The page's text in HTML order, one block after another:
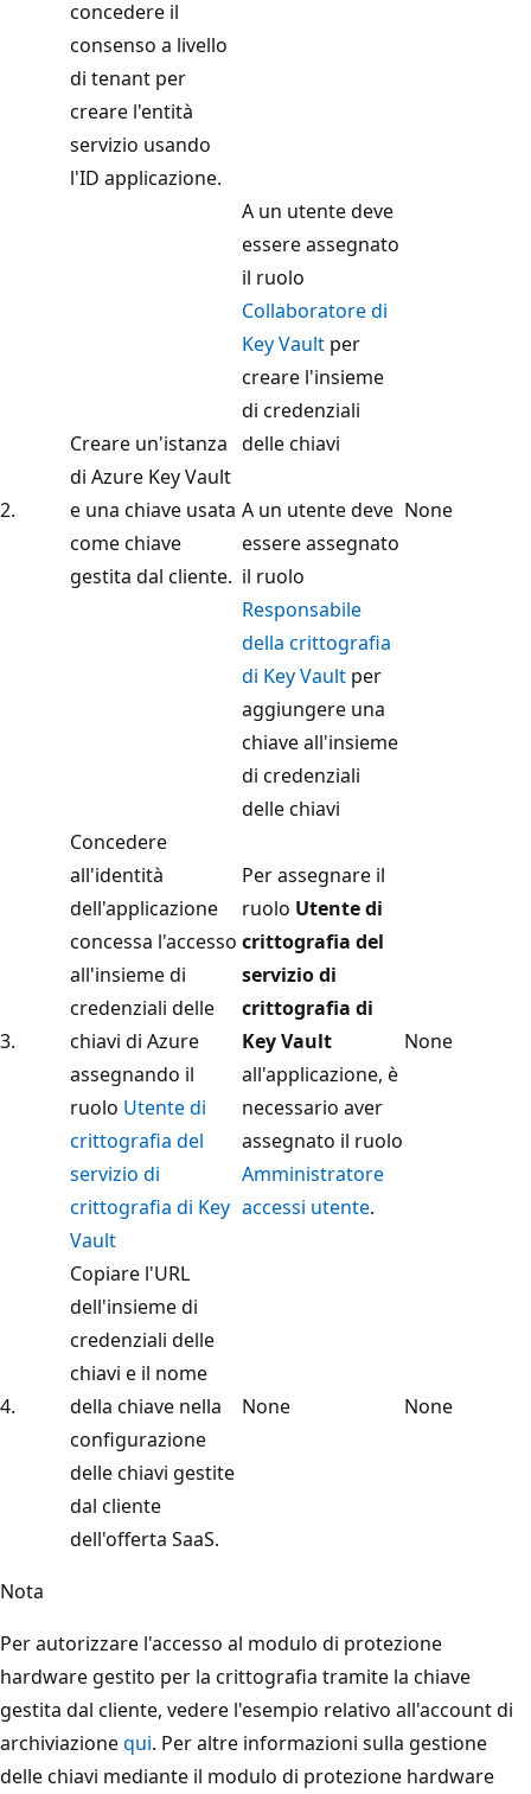
concedere il
consenso a livello
di tenant per
creare l'entità
servizio usando
l'ID applicazione.
2.
Creare un'istanza
di Azure Key Vault
e una chiave usata
come chiave
gestita dal cliente.
A un utente deve
essere assegnato
il ruolo
Collaboratore di
Key Vault per
creare l'insieme
di credenziali
delle chiavi
A un utente deve
essere assegnato
il ruolo
Responsabile
della crittografia
di Key Vault per
aggiungere una
chiave all'insieme
di credenziali
delle chiavi
None
3.
Concedere
all'identità
dell'applicazione
concessa l'accesso
all'insieme di
credenziali delle
chiavi di Azure
assegnando il
ruolo Utente di
crittografia del
servizio di
crittografia di Key
Vault
Per assegnare il
ruolo Utente di
crittografia del
servizio di
crittografia di
Key Vault
all'applicazione, è
necessario aver
assegnato il ruolo
Amministratore
accessi utente.
None
4.
Copiare l'URL
dell'insieme di
credenziali delle
chiavi e il nome
della chiave nella
configurazione
delle chiavi gestite
dal cliente
dell'offerta SaaS.
None None
Nota
Per autorizzare l'accesso al modulo di protezione
hardware gestito per la crittografia tramite la chiave
gestita dal cliente, vedere l'esempio relativo all'account di
archiviazionequi. Per altre informazioni sulla gestione
delle chiavi mediante il modulo di protezione hardware